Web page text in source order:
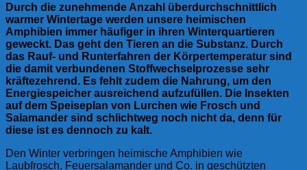
Durch die zunehmende Anzahl überdurchschnittlich
warmer Wintertage werden unsere heimischen
Amphibien immer häufiger in ihren Winterquartieren
geweckt. Das geht den Tieren an die Substanz. Durch
das Rauf- und Runterfahren der Körpertemperatur sind
die damit verbundenen Stoffwechselprozesse sehr
kräftezehrend. Es fehlt zudem die Nahrung, um den
Energiespeicher ausreichend aufzufüllen. Die Insekten
auf dem Speiseplan von Lurchen wie Frosch und
Salamander sind schlichtweg noch nicht da, denn für
diese ist es dennoch zu kalt.
Den Winter verbringen heimische Amphibien wie
Laubfrosch, Feuersalamander und Co. in geschützten